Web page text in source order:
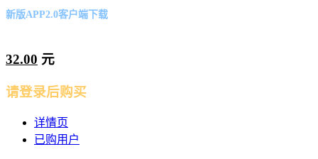
新版APP2.0客户端下载
32.00 元
请登录后购买
详情页
已购用户